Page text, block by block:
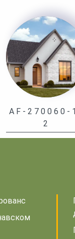
AF-270060-
2